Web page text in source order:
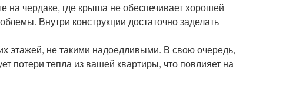
чердаке, где крыша не обеспечивает хорошей
Внутри конструкции достаточно заделать
этажей, не такими надоедливыми. В свою очередь,
потери тепла из вашей квартиры, что повлияет на